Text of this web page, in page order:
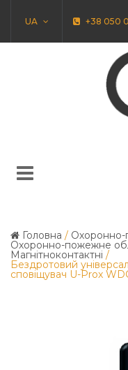
UA +38 050
Головна / Охоронно-
Охоронно-пожежне
Магнітноконтактні /
Бездротовий
сповіщувач U-Prox